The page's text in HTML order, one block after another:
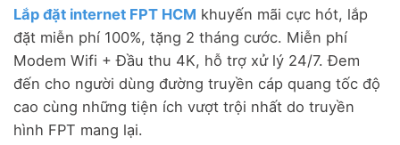
Lắp đặt internet FPT HCM khuyến mãi cực hót, lắp
đặt miễn phí 100%, tặng 2 tháng cước. Miễn phí
Modem Wifi + Đầu thu 4K, hỗ trợ xử lý 24/7. Đem
đến cho người dùng đường truyền cáp quang tốc độ
cao cùng những tiện ích vượt trội nhất do truyền
hình FPT mang lại.